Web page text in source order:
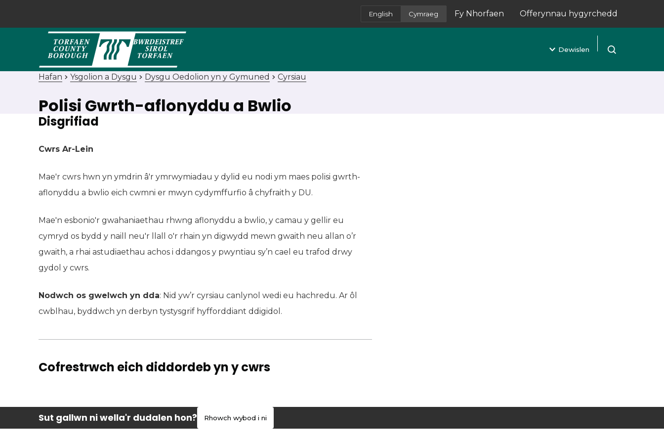
English Cymraeg Fy Nhorfaen
(yn agor mewn tab newydd)
Offerynnau hygyrchedd
Dewislen
Agor chwilio
Hafan Ysgolion a Dysgu Dysgu Oedolion yn y Gymuned Cyrsiau
Polisi Gwrth-aflonyddu a Bwlio
Disgrifiad
Cwrs Ar-Lein
Mae'r cwrs hwn yn ymdrin â'r ymrwymiadau y dylid eu nodi ym maes polisi gwrth-
aflonyddu a bwlio eich cwmni er mwyn cydymffurfio â chyfraith y DU.
Mae'n esbonio'r gwahaniaethau rhwng aflonyddu a bwlio, y camau y gellir eu
cymryd os bydd y naill neu'r llall o'r rhain yn digwydd mewn gwaith neu allan o’r
gwaith, a rhai astudiaethau achos i ddangos y pwyntiau sy’n cael eu trafod drwy
gydol y cwrs.
Nodwch os gwelwch yn dda: Nid yw’r cyrsiau canlynol wedi eu hachredu. Ar ôl
cwblhau, byddwch yn derbyn tystysgrif hyfforddiant ddigidol.
Cofrestrwch eich diddordeb yn y cwrs
Sut gallwn ni wella'r dudalen hon? Rhowch wybod i ni